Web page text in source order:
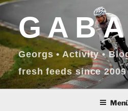
Zum
Inhalt
springenGABA
Georgs • Activity •
fresh feeds since 2009